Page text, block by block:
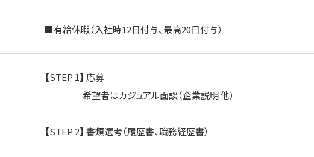
■有給休暇（入社時12日付与、最高20日付与）
【STEP 1】 応募
希望者はカジュアル面談（企業説明 他）
【STEP 2】 書類選考（履歴書、職務経歴書）